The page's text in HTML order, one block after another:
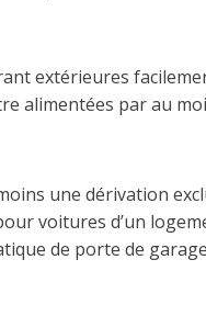
extérieures
alimentées par au
une dérivation
voitures d’un
de porte de